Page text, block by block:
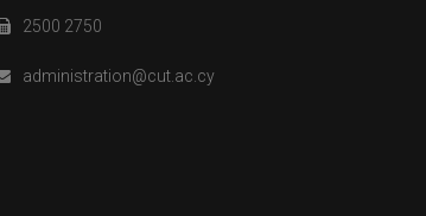
2500 2750
administration@cut.ac.cy